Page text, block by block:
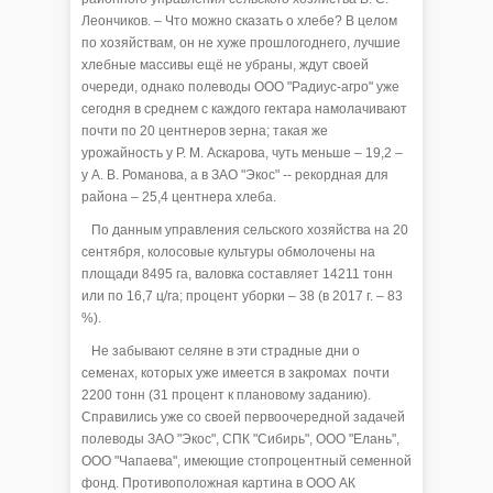
Леончиков. – Что можно сказать о хлебе? В целом
по хозяйствам, он не хуже прошлогоднего, лучшие
хлебные массивы ещё не убраны, ждут своей
очереди, однако полеводы ООО "Радиус-агро" уже
сегодня в среднем с каждого гектара намолачивают
почти по 20 центнеров зерна; такая же
урожайность у Р. М. Аскарова, чуть меньше – 19,2 –
у А. В. Романова, а в ЗАО "Экос" -- рекордная для
района – 25,4 центнера хлеба.
По данным управления сельского хозяйства на 20
сентября, колосовые культуры обмолочены на
площади 8495 га, валовка составляет 14211 тонн
или по 16,7 ц/га; процент уборки – 38 (в 2017 г. – 83
%).
Не забывают селяне в эти страдные дни о
семенах, которых уже имеется в закромах почти
2200 тонн (31 процент к плановому заданию).
Справились уже со своей первоочередной задачей
полеводы ЗАО "Экос", СПК "Сибирь", ООО "Елань",
ООО "Чапаева", имеющие стопроцентный семенной
фонд. Противоположная картина в ООО АК